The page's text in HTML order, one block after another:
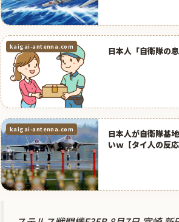
kaigai-antenna.com 日本人「自衛隊の
kaigai-antenna.com
日本人が自衛隊基
いｗ【タイ人の反応